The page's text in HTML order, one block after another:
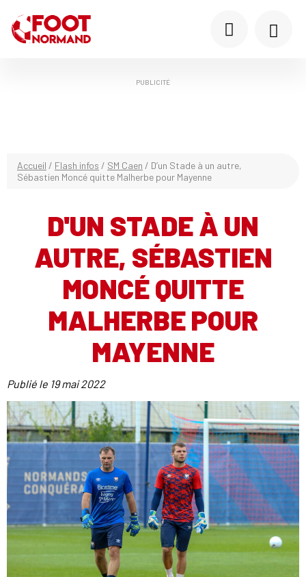
PUBLICITÉ
Accueil / Flash infos / SM Caen / D’un Stade à un autre,
Sébastien Moncé quitte Malherbe pour Mayenne
D'UN STADE À UN
AUTRE, SÉBASTIEN
MONCÉ QUITTE
MALHERBE POUR
MAYENNE
Publié le 19 mai 2022